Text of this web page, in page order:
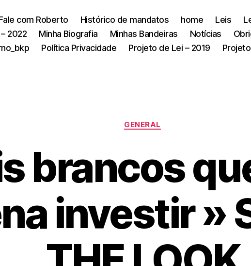
com Roberto Histórico de mandatos home Leis
2022
Minha Biografia Minhas Bandeiras Notícias
Política Privacidade Projeto de Lei – 2019
Categorias
GENERAL
brancos
investir »